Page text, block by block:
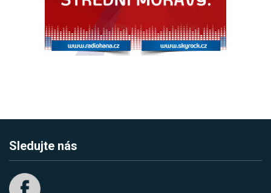
Sledujte nás